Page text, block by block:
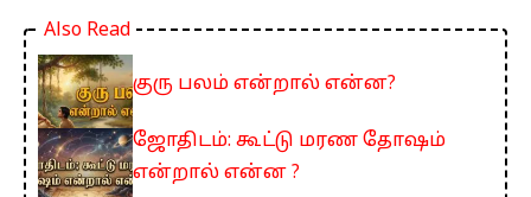
Also Read
குரு பலம் என்றால் என்ன?
ஜோதிடம்: கூட்டு மரண தோஷம்
என்றால் என்ன ?